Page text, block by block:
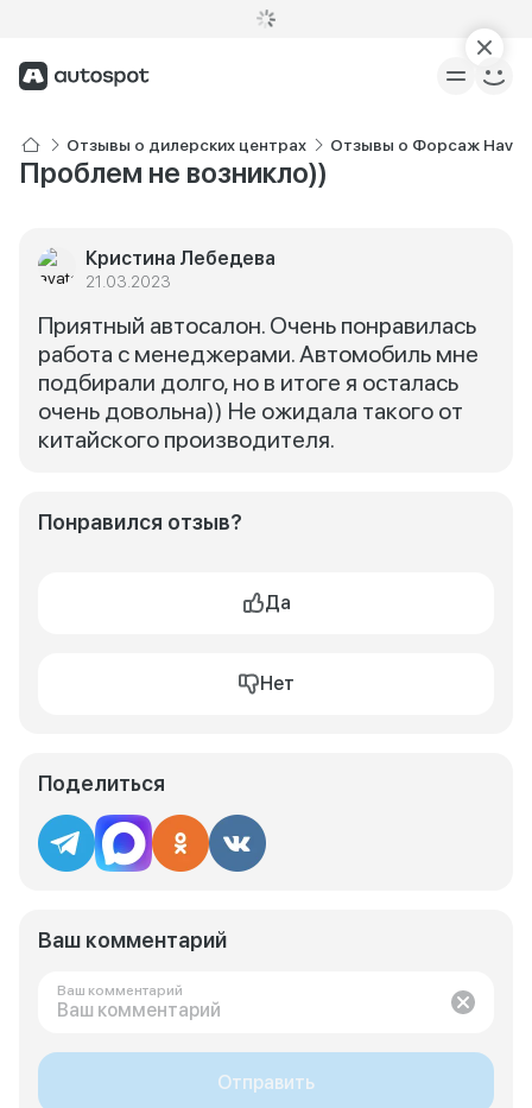
Отзывы о дилерских центрах Отзывы о Форсаж Haval
Проблем не возникло))
Кристина Лебедева
21.03.2023
Приятный автосалон. Очень понравилась
работа с менеджерами. Автомобиль мне
подбирали долго, но в итоге я осталась
очень довольна)) Не ожидала такого от
китайского производителя.
Понравился отзыв?
Да
Нет
Поделиться
Ваш комментарий
Ваш комментарий
Отправить